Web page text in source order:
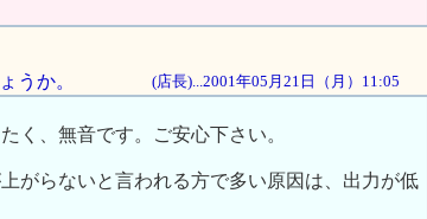
うか。 (店長)...2001年05月21日（月）11:05
く、無音です。ご安心下さい。
がらないと言われる方で多い原因は、出力が低